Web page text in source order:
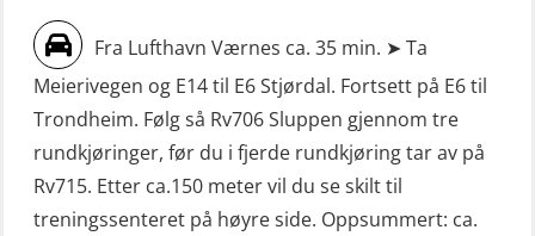
FF1200 (OSE1424)
Livbåtfører grunnkurs m/E-læring
FF1200 simulator (OSEBLE007)
Livbåtfører grunnkurs m/E-læring
FF48 og FF1000D (OSEBLE004)
Sikkerhetskurs for ansatte på
oppdrettsanlegg (LBS100)
Sjøfolk med særskilte sikringsplikter
(MBS1191)
Ulykkesgransking – Webinar (LSP103)
VHF / SRC 2 dager (ORC104)
Fra Lufthavn Værnes ca. 35 min. ➤ Ta
Meierivegen og E14 til E6 Stjørdal. Fortsett på E6 til
Trondheim. Følg så Rv706 Sluppen gjennom tre
rundkjøringer, før du i fjerde rundkjøring tar av på
Rv715. Etter ca.150 meter vil du se skilt til
treningssenteret på høyre side. Oppsummert: ca.